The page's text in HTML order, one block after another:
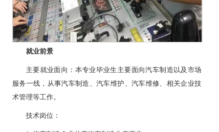
就业前景
主要就业面向：本专业毕业生主要面向汽车制造以及市场
服务一线，从事汽车制造、汽车维护、汽车维修、相关企业技
术管理等工作。
技术岗位：